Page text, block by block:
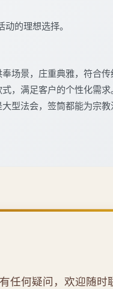
的理想选择。
场景，庄重典雅，符合
，满足客户的个性化需
型法会，签筒都能为宗
任何疑问，欢迎随时